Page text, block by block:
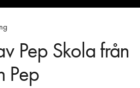
Pep Skola från
Pep